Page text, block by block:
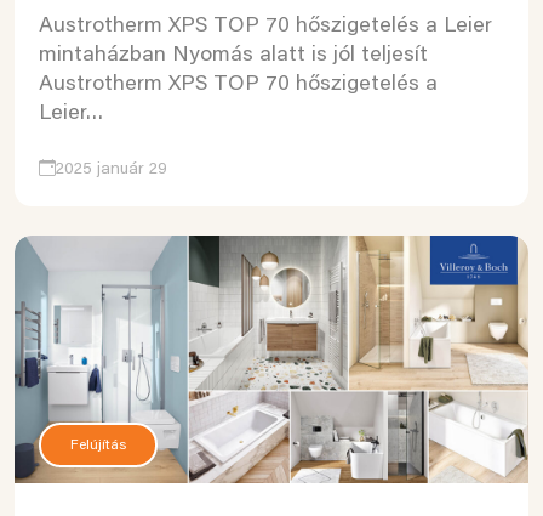
Austrotherm XPS TOP 70 hőszigetelés a Leier
mintaházban Nyomás alatt is jól teljesít
Austrotherm XPS TOP 70 hőszigetelés a
Leier…
2025 január 29
Felújítás